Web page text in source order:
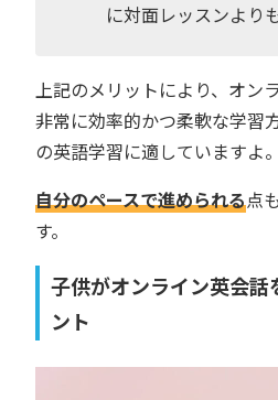
に対面レッスンより
上記のメリットにより、オン
非常に効率的かつ柔軟な学習
の英語学習に適していますよ。
自分のペースで進められる点
す。
子供がオンライン英会話
ント